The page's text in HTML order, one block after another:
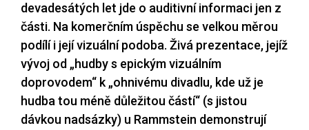
devadesátých let jde o auditivní informaci jen z
části. Na komerčním úspěchu se velkou měrou
podílí i její vizuální podoba. Živá prezentace, jejíž
vývoj od „hudby s epickým vizuálním
doprovodem“ k „ohnivému divadlu, kde už je
hudba tou méně důležitou částí“ (s jistou
dávkou nadsázky) u Rammstein demonstrují